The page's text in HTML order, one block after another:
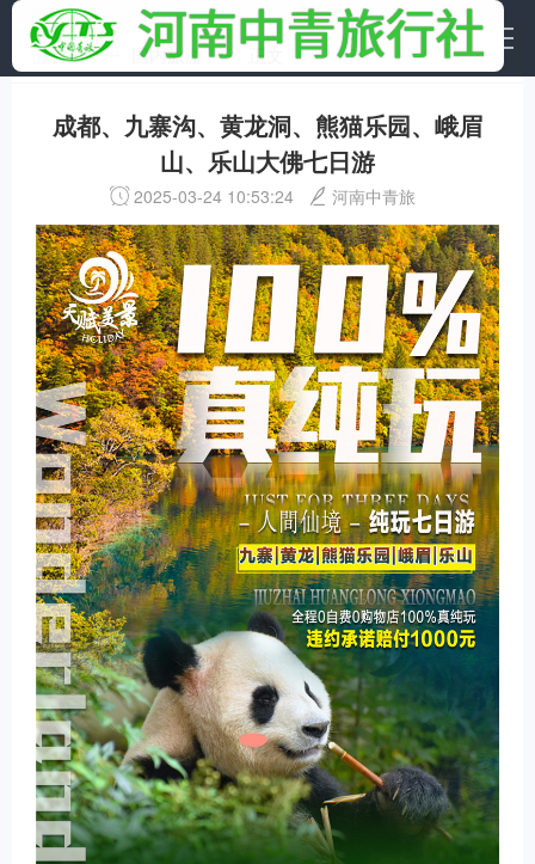
首页 国内旅游 正文
成都、九寨沟、黄龙洞、熊猫乐园、峨眉
山、乐山大佛七日游
2025-03-24 10:53:24 河南中青旅